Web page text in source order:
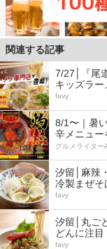
関連する記事
7/27│『尾
キッズラ
favy
8/1〜｜暑
辛メニュー
グルメライター
汐留│麻辣
冷製まぜそ
favy
汐留│丸ご
どんに注目
favy